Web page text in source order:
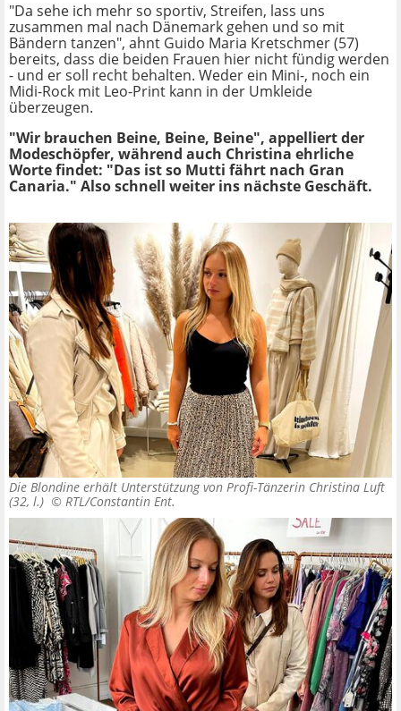
"Da sehe ich mehr so sportiv, Streifen, lass uns
zusammen mal nach Dänemark gehen und so mit
Bändern tanzen", ahnt Guido Maria Kretschmer (57)
bereits, dass die beiden Frauen hier nicht fündig werden
- und er soll recht behalten. Weder ein Mini-, noch ein
Midi-Rock mit Leo-Print kann in der Umkleide
überzeugen.
"Wir brauchen Beine, Beine, Beine", appelliert der
Modeschöpfer, während auch Christina ehrliche
Worte findet: "Das ist so Mutti fährt nach Gran
Canaria." Also schnell weiter ins nächste Geschäft.
Die Blondine erhält Unterstützung von Profi-Tänzerin Christina Luft
(32, l.) © RTL/Constantin Ent.